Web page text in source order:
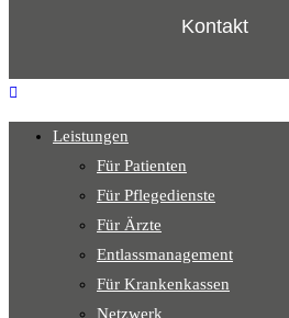
Kontakt
Leistungen
Für Patienten
Für Pflegedienste
Für Ärzte
Entlassmanagement
Für Krankenkassen
Netzwerk